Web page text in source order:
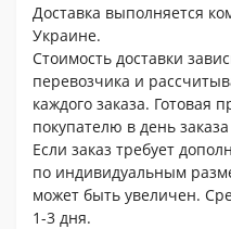
Доставка выполняется
Украине.
Стоимость доставки
перевозчика и
каждого заказа. Готовая
покупателю в день
Если заказ требует
по индивидуальным
может быть увеличен.
1-3 дня.